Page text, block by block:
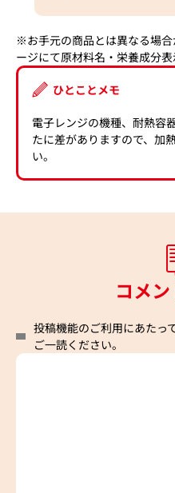
※お手元の商品とは異なる場
ージにて原材料名・栄養成分
ひとことメモ
電子レンジの機種、耐熱容
たに差がありますので、加
い。
コメ
投稿機能のご利用にあたっ
ご一読ください。